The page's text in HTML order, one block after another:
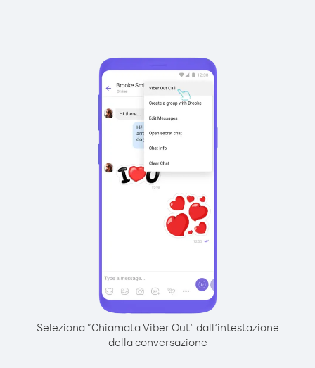
Seleziona “Chiamata Viber Out” dall’intestazione
della conversazione